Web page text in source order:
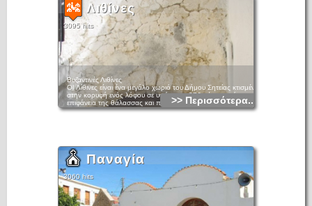
Λιθίνες
3095 hits
Βυζαντινές Λιθίνες
Ol Λίθινες είναι ένα μεγάλο χωριό του Δήμου Σητείας κτισμένο
στην κορυφή ενός λόφου σε υψόμετρο 276 μέτρα από την
επιφάνεια της θάλασσας και περιβάλλεται από ελαιώνες
απλωμένους στα γύρω υψώματα , βρίσκεται 26 km
Κομνηνός το 1182 μαζί με άλλες 11 οικογένειες στην Κρήτη
με σκοπό να συσφιχτούν οι δεσμοί του νησιού με την
Κωνσταντινούπολη .
Σε άλλη αναφορά αναφέρετε ότι το χωριό ανάγεται στην
εποχή μετά την απελευθέρωση της Κρήτης από τον
>> Περισσότερα...
Παναγία
3060 hits